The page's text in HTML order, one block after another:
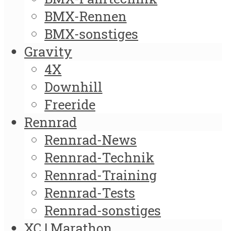
BMX-Rennen
BMX-sonstiges
Gravity
4X
Downhill
Freeride
Rennrad
Rennrad-News
Rennrad-Technik
Rennrad-Training
Rennrad-Tests
Rennrad-sonstiges